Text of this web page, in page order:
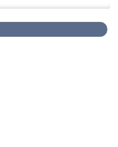
gästar journalisten